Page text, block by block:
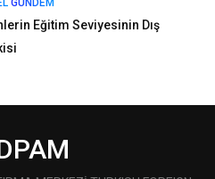
GÜNDEM
Eğitim Seviyesinin Dış